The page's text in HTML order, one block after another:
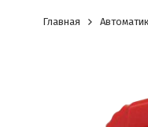
Главная